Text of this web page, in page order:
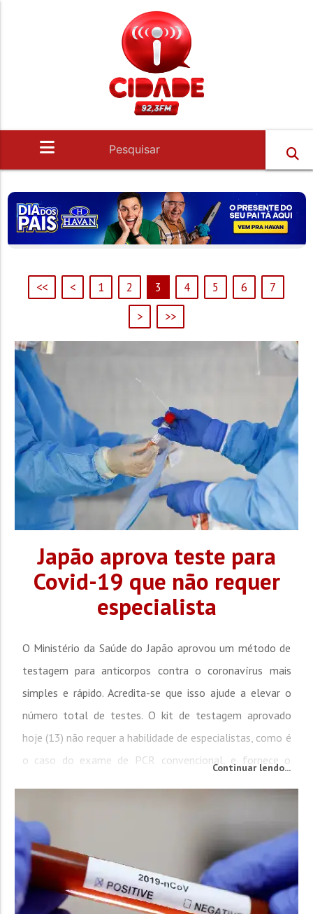
<< < 1 2 3 4 5 6
7
>
>>
Japão aprova teste para
Covid-19 que não requer
especialista
O Ministério da Saúde do Japão aprovou um método de
testagem para anticorpos contra o coronavírus mais
simples e rápido. Acredita-se que isso ajude a elevar o
número total de testes. O kit de testagem aprovado
hoje (13) não requer a habilidade de especialistas, como é
o caso do exame de PCR convencional, e fornece o
Continuar lendo...